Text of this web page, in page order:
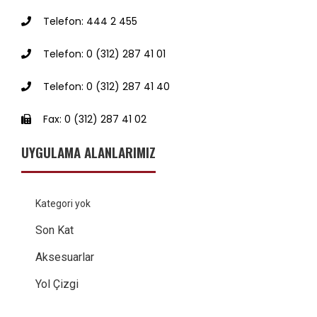
Telefon: 444 2 455
Telefon: 0 (312) 287 41 01
Telefon: 0 (312) 287 41 40
Fax: 0 (312) 287 41 02
UYGULAMA ALANLARIMIZ
Kategori yok
Son Kat
Aksesuarlar
Yol Çizgi